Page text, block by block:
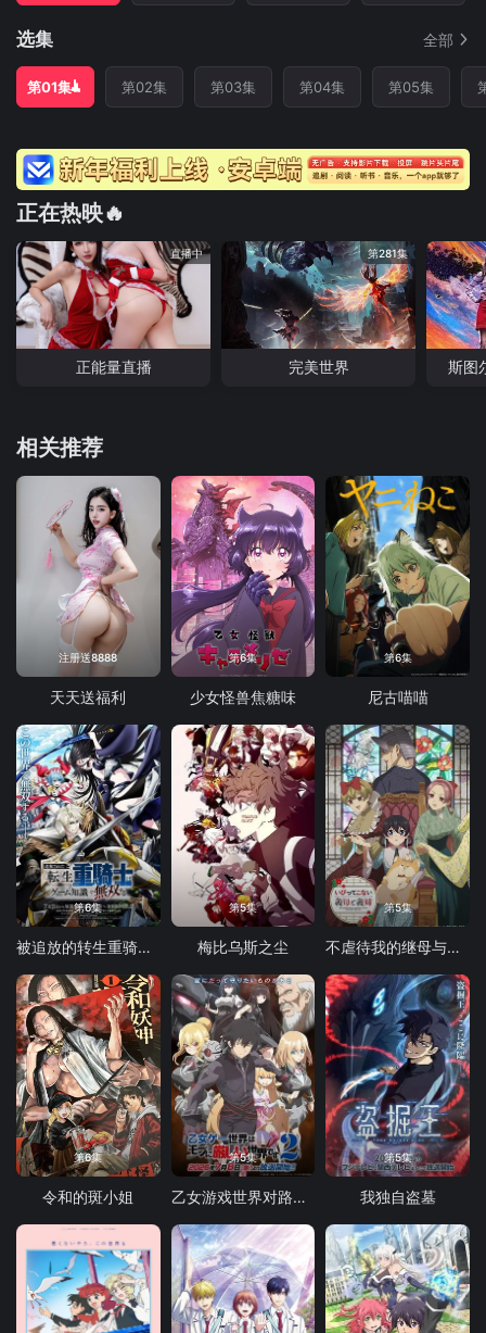
选集 全部
第01集 第02集 第03集 第04集 第05集
正在热映🔥
直播中
正能量直播
第281集
完美世界 斯图
相关推荐
注册送8888
天天送福利
第6集
少女怪兽焦糖味
第6集
尼古喵喵
第6集
被追放的转生重骑士用游戏知识开无双
第5集
梅比乌斯之尘
第5集
不虐待我的继母与继姐
第6集
令和的斑小姐
第5集
乙女游戏世界对路人角色很不友好 第二季
第5集
我独自盗墓